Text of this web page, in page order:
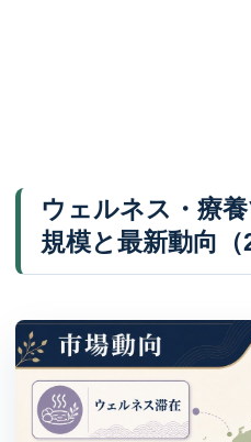
ウェルネス・療
規模と最新動向（